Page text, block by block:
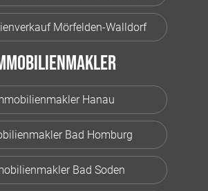
Mörfelden-Walldorf
Hanau
Bad Homburg
Bad Soden